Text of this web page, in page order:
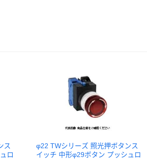
ス
ロ
φ22 TWシリーズ 照光押ボタンス
イッチ 中形φ29ボタン プッシュロ